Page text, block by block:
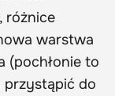
różnice
warstwa
(pochłonie to
przystąpić do